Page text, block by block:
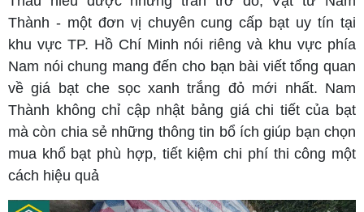
Thành - một đơn vị chuyên cung cấp bạt uy tín tại
khu vực TP. Hồ Chí Minh nói riêng và khu vực phía
Nam nói chung mang đến cho bạn bài viết tổng quan
về giá bạt che sọc xanh trắng đỏ mới nhất. Nam
Thành không chỉ cập nhật bảng giá chi tiết của bạt
mà còn chia sẻ những thông tin bổ ích giúp bạn chọn
mua khổ bạt phù hợp, tiết kiệm chi phí thi công một
cách hiệu quả